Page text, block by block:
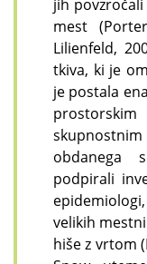
jih
mest
Lilienfeld,
tkiva, ki je
je postala
prostorskim
obdanega
podpirali
velikih
hiše z vrtom